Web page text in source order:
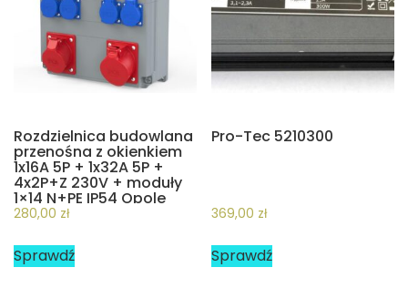
Rozdzielnica budowlana
przenośna z okienkiem
1x16A 5P + 1x32A 5P +
4x2P+Z 230V + moduły
1×14 N+PE IP54 Opole
909210002W PCE
280,00 zł
Sprawdź
Pro-Tec 5210300
369,00 zł
Sprawdź